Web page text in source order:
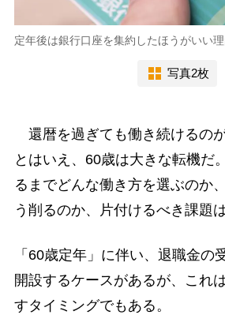
定年後は銀行口座を集約したほうがいい理
写真2枚
還暦を過ぎても働き続けるの
とはいえ、60歳は大きな転機だ
るまでどんな働き方を選ぶのか
う削るのか、片付けるべき課題は
「60歳定年」に伴い、退職金の
開設するケースがあるが、これ
すタイミングでもある。